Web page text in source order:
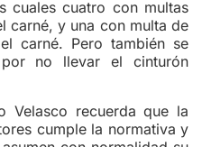
cuales cuatro con multas
carné, y una con multa de
carné. Pero también se
no llevar el cinturón
Velasco recuerda que la
cumple la normativa y